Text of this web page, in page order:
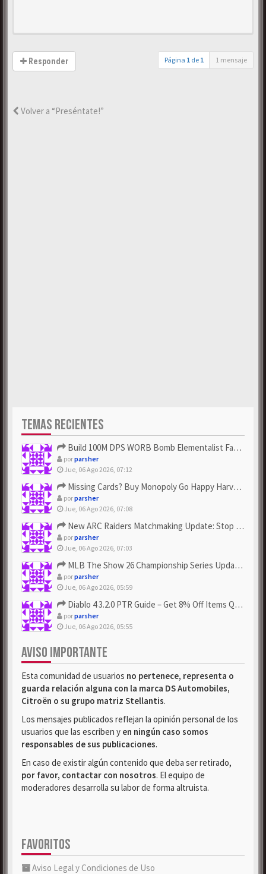
Responder Página 1 de 1 1 mensaje
Volver a “Preséntate!”
TEMAS RECIENTES
Build 100M DPS WORB Bomb Elementalist Fast - Grab POE Curren...
porparsher
Jue, 06 Ago 2026, 07:12
Missing Cards? Buy Monopoly Go Happy Harvest with Looney Tun...
porparsher
Jue, 06 Ago 2026, 07:08
New ARC Raiders Matchmaking Update: Stop Failed - Grab Bluep...
porparsher
Jue, 06 Ago 2026, 07:03
MLB The Show 26 Championship Series Update! Get Cheap & ...
porparsher
Jue, 06 Ago 2026, 05:59
Diablo 4 3.2.0 PTR Guide – Get 8% Off Items Quickly to Test ...
porparsher
Jue, 06 Ago 2026, 05:55
AVISO IMPORTANTE
Esta comunidad de usuarios no pertenece, representa o
guarda relación alguna con la marca DS Automobiles,
Citroën o su grupo matriz Stellantis.
Los mensajes publicados reflejan la opinión personal de los
usuarios que las escriben y en ningún caso somos
responsables de sus publicaciones.
En caso de existir algún contenido que deba ser retirado,
por favor, contactar con nosotros. El equipo de
moderadores desarrolla su labor de forma altruista.
FAVORITOS
Aviso Legal y Condiciones de Uso